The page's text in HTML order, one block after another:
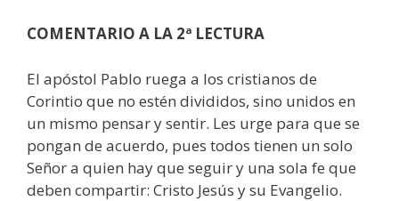
COMENTARIO A LA 2ª LECTURA
El apóstol Pablo ruega a los cristianos de
Corintio que no estén divididos, sino unidos en
un mismo pensar y sentir. Les urge para que se
pongan de acuerdo, pues todos tienen un solo
Señor a quien hay que seguir y una sola fe que
deben compartir: Cristo Jesús y su Evangelio.